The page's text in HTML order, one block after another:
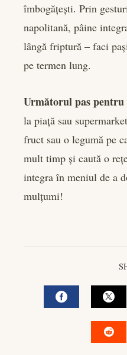
îmbogățești. Prin
napolitană, pâine
lângă friptură – faci
pe termen lung.
Următorul pas pentru
la piață sau
fruct sau o legumă pe
mult timp și caută o
integra în meniul de a
mulțumi!
FACEBOOK